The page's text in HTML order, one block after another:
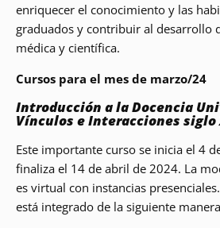
enriquecer el conocimiento y las
graduados y contribuir al desarrollo
médica y científica.
Cursos para el mes de marzo/24
Introducción a la Docencia
Vínculos e Interacciones siglo
Este importante curso se inicia el 4
finaliza el 14 de abril de 2024. La
es virtual con instancias
está integrado de la siguiente